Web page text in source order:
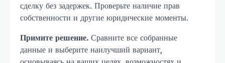
сделку без задержек. Проверьте наличие прав
собственности и другие юридические моменты.
Примите решение. Сравните все собранные
данные и выберите наилучший вариант,